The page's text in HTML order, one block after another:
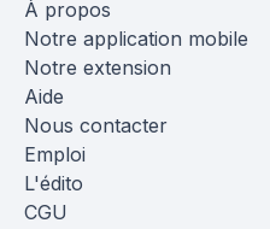
À propos
Notre application mobile
Notre extension
Aide
Nous contacter
Emploi
L'édito
CGU